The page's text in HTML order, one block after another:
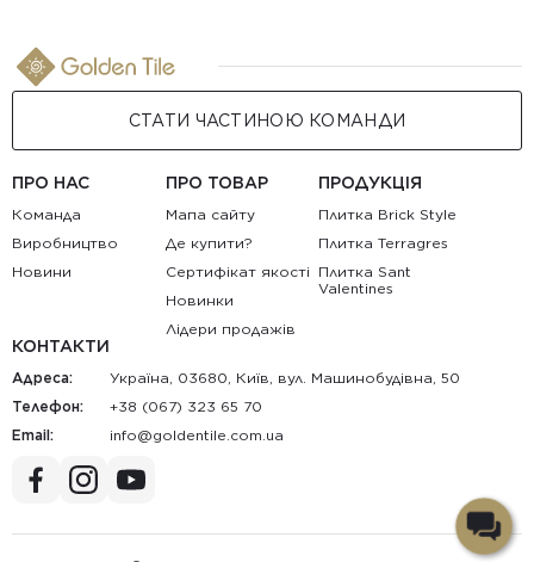
СТАТИ ЧАСТИНОЮ КОМАНДИ
ПРО НАС
Команда
Виробництво
Новини
ПРО ТОВАР
Мапа сайту
Де купити?
Сертифікат якості
Новинки
Лідери продажів
ПРОДУКЦІЯ
Плитка Brick Style
Плитка Terragres
Плитка Sant
Valentines
КОНТАКТИ
Адреса:
Україна, 03680, Київ, вул. Машинобудівна, 50
Телефон:
+38 (067) 323 65 70
Email:
au.moc.elitnedlog@ofni